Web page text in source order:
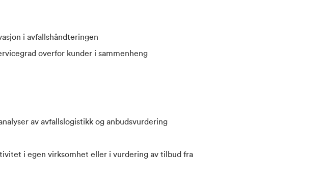
i avfallshåndteringen
overfor kunder i sammenheng
av avfallslogistikk og anbudsvurdering
i egen virksomhet eller i vurdering av tilbud fra